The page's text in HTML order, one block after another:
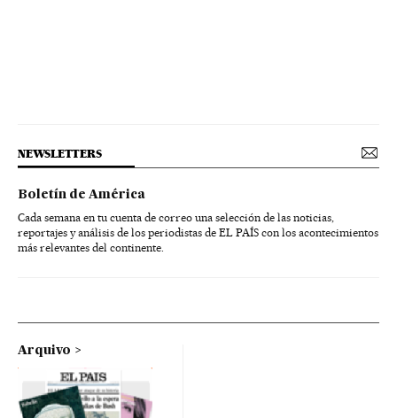
NEWSLETTERS
Boletín de América
Cada semana en tu cuenta de correo una selección de las noticias,
reportajes y análisis de los periodistas de EL PAÍS con los acontecimientos
más relevantes del continente.
Arquivo